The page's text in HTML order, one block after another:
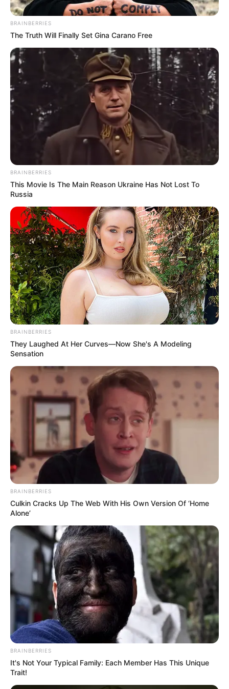
in
Orbán Viktor édesanyja ritka
interjút adott a Békemeneten:
„Szegény emberek voltunk, de
mindig dolgoztunk”
bySzerző • November 3, 2025
Kersák István youtuber a Békemeneten véletlenül
találkozott Orbán Viktor édesanyjával, Sipos
Erzsébettel, aki meglepően nyíltan és derűsen
válaszolt minden kérdésére. Az idős asszony
elmondta, hogy minden Békemeneten részt vesz, és
mindig is támogatta a miniszterelnököt – de nem
csak azért, mert ő a fia.
„Mindegyik Békemeneten ott vagyok, és
BRAINBERRIES
The Truth Will Finally Set Gina Carano Free
BRAINBERRIES
This Movie Is The Main Reason Ukraine Has Not Lost To
Russia
BRAINBERRIES
They Laughed At Her Curves—Now She's A Modeling
Sensation
BRAINBERRIES
Culkin Cracks Up The Web With His Own Version Of ‘Home
Alone’
BRAINBERRIES
It's Not Your Typical Family: Each Member Has This Unique
Trait!